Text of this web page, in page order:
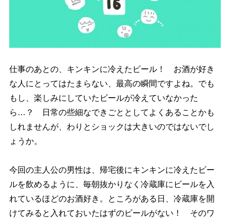
仕事のあとの、キンキンに冷えたビール！ お酒が好き
な人にとってはたまらない、最高の瞬間ですよね。でも
もし、楽しみにしていたビールが冷えていなかった
ら…？ 日常の些細なできごととしてよくあることかも
しれませんが、わりとショックは大きいのではないでし
ょうか。
今回の主人公の男性は、帰宅後にキンキンに冷えたビー
ルを飲めるように、毎朝抜かりなく冷蔵庫にビールを入
れているほどのお酒好き。ところがある日、冷蔵庫を開
けてみると入れておいたはずのビールがない！ そのワ